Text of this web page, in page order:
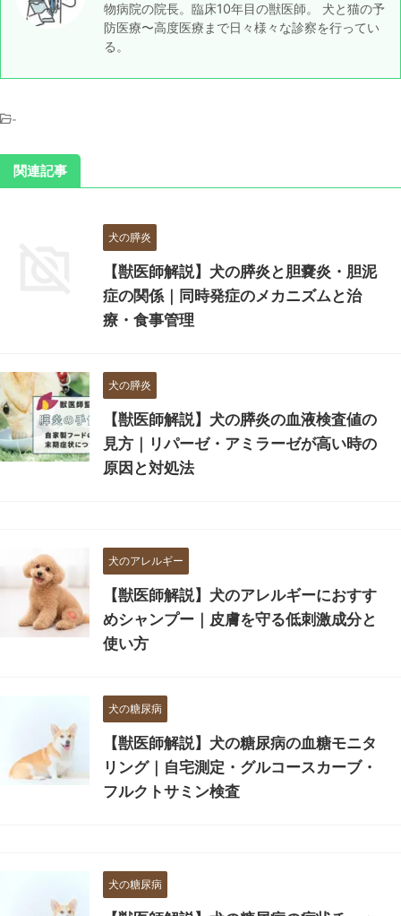
物病院の院長。臨床10年目の獣医師。 犬と猫の予
防医療〜高度医療まで日々様々な診察を行ってい
る。
-
関連記事
犬の膵炎
【獣医師解説】犬の膵炎と胆嚢炎・胆泥
症の関係｜同時発症のメカニズムと治
療・食事管理
犬の膵炎
【獣医師解説】犬の膵炎の血液検査値の
見方｜リパーゼ・アミラーゼが高い時の
原因と対処法
犬のアレルギー
【獣医師解説】犬のアレルギーにおすす
めシャンプー｜皮膚を守る低刺激成分と
使い方
犬の糖尿病
【獣医師解説】犬の糖尿病の血糖モニタ
リング｜自宅測定・グルコースカーブ・
フルクトサミン検査
犬の糖尿病